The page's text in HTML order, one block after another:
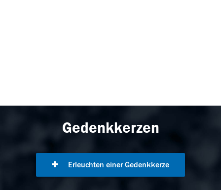
Gedenkkerzen
Erleuchten einer Gedenkkerze